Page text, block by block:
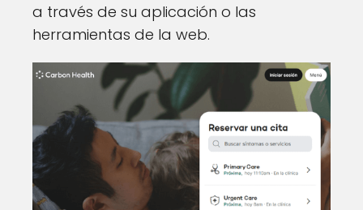
a través de su aplicación o las
herramientas de la web.